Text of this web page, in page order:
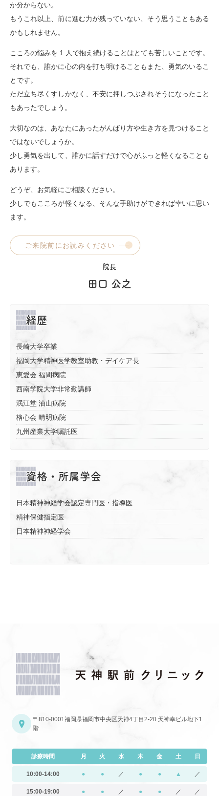
か分からない。
もうこれ以上、前に進む力が残っていない、そう思うこともある
かもしれません。
こころの悩みを 1 人で抱え続けることはとても苦しいことです。
それでも、誰かに心の内を打ち明けることもまた、勇気のいるこ
とです。
ただ立ち尽くすしかなく、不安に押しつぶされそうになったこと
もあったでしょう。
大切なのは、あなたにあったがんばり方や生き方を見つけること
ではないでしょうか。
少し勇気を出して、誰かに話すだけで心がふっと軽くなることも
あります。
どうぞ、お気軽にご相談ください。
少しでもこころが軽くなる、そんな手助けができれば幸いに思い
ます。
ご来院前にお読みください
院長
田口 公之
経歴
長崎大学卒業
福岡大学精神医学教室助教・デイケア長
恵愛会 福間病院
西南学院大学非常勤講師
泯江堂 油山病院
格心会 晴明病院
九州産業大学嘱託医
資格・所属学会
日本精神神経学会認定専門医・指導医
精神保健指定医
日本精神神経学会
〒810-0001福岡県福岡市中央区天神4丁目2-20 天神幸ビル地下1
階
診療時間 月 火 水 木 金 土 日
10:00-14:00 ● ● ／ ● ● ▲ ／
15:00-19:00 ● ● ／ ● ● ／ ／